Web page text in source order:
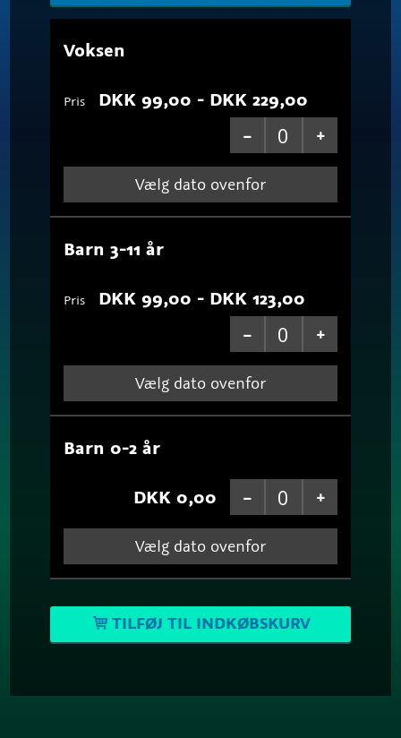
Voksen
Pris DKK 99,00 - DKK 229,00
Vælg dato ovenfor
Barn 3-11 år
Pris DKK 99,00 - DKK 123,00
Vælg dato ovenfor
Barn 0-2 år
DKK 0,00
Vælg dato ovenfor
TILFØJ TIL INDKØBSKURV